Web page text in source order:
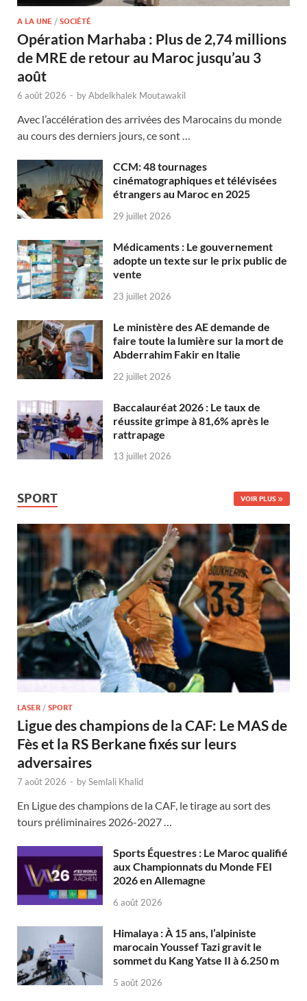
A LA UNE / SOCIÉTÉ
Opération Marhaba : Plus de 2,74 millions
de MRE de retour au Maroc jusqu’au 3
août
6 août 2026 - byAbdelkhalek Moutawakil
Avec l’accélération des arrivées des Marocains du monde
au cours des derniers jours, ce sont …
CCM: 48 tournages
cinématographiques et télévisées
étrangers au Maroc en 2025
29 juillet 2026
Médicaments : Le gouvernement
adopte un texte sur le prix public de
vente
23 juillet 2026
Le ministère des AE demande de
faire toute la lumière sur la mort de
Abderrahim Fakir en Italie
22 juillet 2026
Baccalauréat 2026 : Le taux de
réussite grimpe à 81,6% après le
rattrapage
13 juillet 2026
SPORT VOIR PLUS
LASER / SPORT
Ligue des champions de la CAF: Le MAS de
Fès et la RS Berkane fixés sur leurs
adversaires
7 août 2026 - bySemlali Khalid
En Ligue des champions de la CAF, le tirage au sort des
tours préliminaires 2026-2027 …
Sports Équestres : Le Maroc qualifié
aux Championnats du Monde FEI
2026 en Allemagne
6 août 2026
Himalaya : À 15 ans, l’alpiniste
marocain Youssef Tazi gravit le
sommet du Kang Yatse II à 6.250 m
5 août 2026